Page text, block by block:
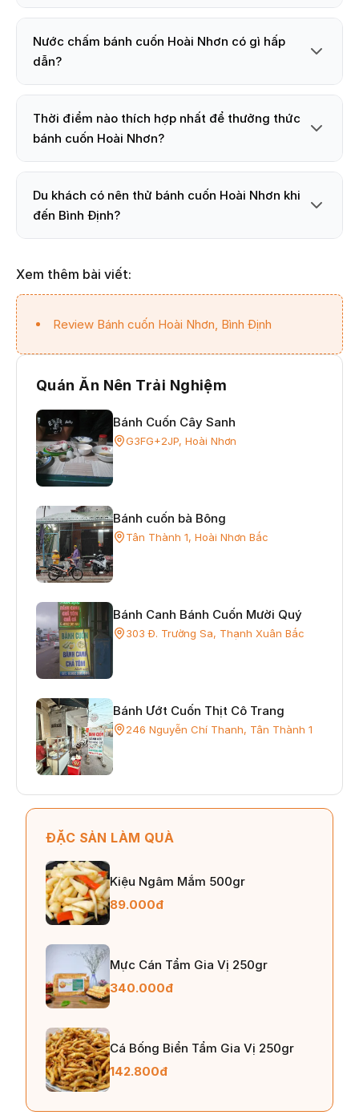
Nước chấm bánh cuốn Hoài Nhơn có gì hấp
dẫn?
Thời điểm nào thích hợp nhất để thưởng thức
bánh cuốn Hoài Nhơn?
Du khách có nên thử bánh cuốn Hoài Nhơn khi
đến Bình Định?
Xem thêm bài viết:
Review Bánh cuốn Hoài Nhơn, Bình Định
Quán Ăn Nên Trải Nghiệm
Bánh Cuốn Cây Sanh
G3FG+2JP, Hoài Nhơn
Bánh cuốn bà Bông
Tân Thành 1, Hoài Nhơn Bắc
Bánh Canh Bánh Cuốn Mười Quý
303 Đ. Trường Sa, Thạnh Xuân Bắc
Bánh Ướt Cuốn Thịt Cô Trang
246 Nguyễn Chí Thanh, Tân Thành 1
ĐẶC SẢN LÀM QUÀ
Kiệu Ngâm Mắm 500gr
89.000đ
Mực Cán Tẩm Gia Vị 250gr
340.000đ
Cá Bống Biển Tẩm Gia Vị 250gr
142.800đ